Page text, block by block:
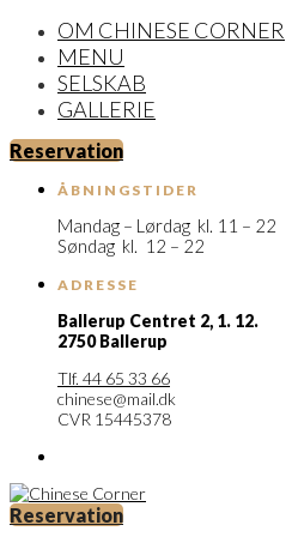
OM CHINESE CORNER
MENU
SELSKAB
GALLERIE
Reservation
ÅBNINGSTIDER
Mandag – Lørdag kl. 11 – 22
Søndag kl. 12 – 22
ADRESSE
Ballerup Centret 2, 1. 12.
2750 Ballerup
Tlf. 44 65 33 66
chinese@mail.dk
CVR 15445378
Reservation